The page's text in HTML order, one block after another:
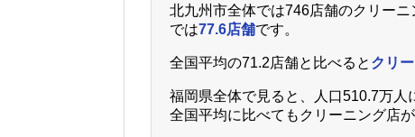
北九州市全体では746店舗のクリー
では77.6店舗です。
全国平均の71.2店舗と比べると クリ
福岡県全体で見ると、人口510.7万人
全国平均に比べてもクリーニング店